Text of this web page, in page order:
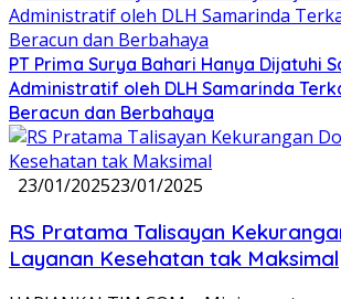
PT Prima Surya Bahari Hanya Dijatuhi
Administratif oleh DLH Samarinda
Beracun dan Berbahaya
23/01/202523/01/2025
RS Pratama Talisayan
Layanan Kesehatan tak Maksimal